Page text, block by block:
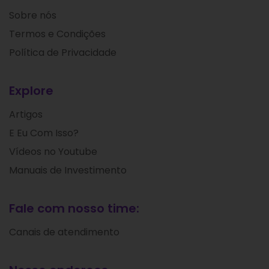
Sobre nós
Termos e Condições
Política de Privacidade
Explore
Artigos
E Eu Com Isso?
Vídeos no Youtube
Manuais de Investimento
Fale com nosso time:
Canais de atendimento